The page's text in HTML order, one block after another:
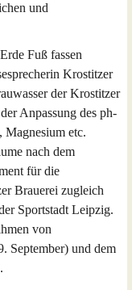
und
Fuß fassen
Krostitzer
der Krostitzer
Anpassung des ph-
Magnesium etc.
nach dem
für die
Brauerei zugleich
Sportstadt Leipzig.
von
September) und dem